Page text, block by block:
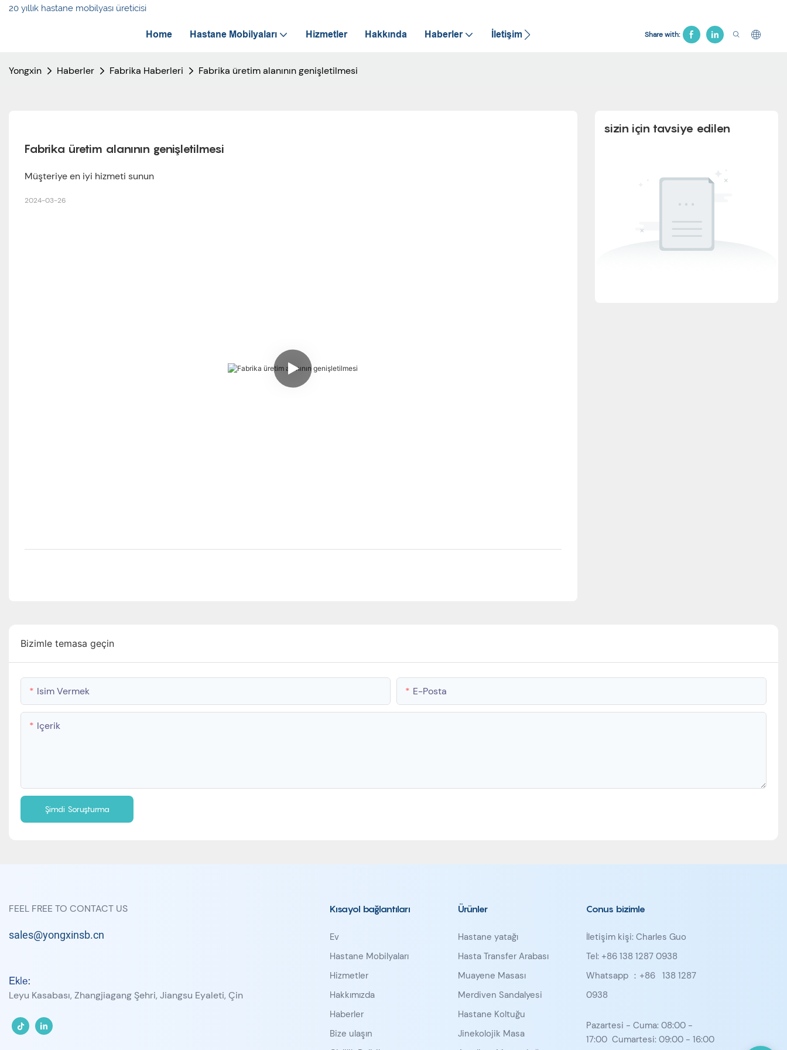
20 yıllık hastane mobilyası üreticisi
Home Hastane Mobilyaları Hizmetler Hakkında Haberler İletişim Hastane Koltuğu Çekiş Yatağı
Share with:
Yongxin Haberler Fabrika Haberleri Fabrika üretim alanının genişletilmesi
Fabrika üretim alanının genişletilmesi
Müşteriye en iyi hizmeti sunun
2024-03-26
sizin için tavsiye edilen
Bizimle temasa geçin
Isim Vermek E-Posta
Içerik
Şimdi Soruşturma
FEEL FREE TO CONTACT US
sales@yongxinsb.cn
Ekle:
Leyu Kasabası, Zhangjiagang Şehri, Jiangsu Eyaleti, Çin
Kısayol bağlantıları
Ev
Hastane Mobilyaları
Hizmetler
Hakkımızda
Haberler
Bize ulaşın
Ürünler
Hastane yatağı
Hasta Transfer Arabası
Muayene Masası
Merdiven Sandalyesi
Hastane Koltuğu
Jinekolojik Masa
Conus bizimle
İletişim kişi: Charles Guo
Tel: +86 138 1287 0938
Whatsapp ：+86 138 1287
0938
Pazartesi - Cuma: 08:00 -
17:00 Cumartesi: 09:00 - 16:00